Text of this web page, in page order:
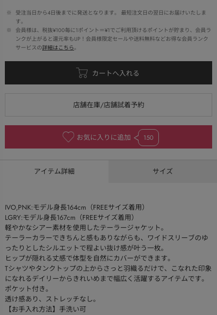
※
受注当日から4日後までに発送となります。 最短注文日の翌日にお届けいたしま
す。
※
会員様は、税抜¥100毎に1ポイント＝¥1でご利用頂けるポイントが貯まり、会員ラ
ンクが上がると還元率もUP！会員様限定セールや送料無料などお得な会員ランク
サービスの詳細はこちら。
お気に入りに追加 150
アイテム詳細 サイズ
IVO,PNK:モデル身長164cm（FREEサイズ着用）
LGRY:モデル身長167cm（FREEサイズ着用）
軽やかなシアー素材を使用したテーラージャケット。
テーラーカラーできちんと感もありながらも、ワイドスリーブのゆ
ったりとしたシルエットで程よい抜け感が叶う一枚。
ヒップが隠れる丈感で体型を自然にカバーができます。
Tシャツやタンクトップの上からさっと羽織るだけで、こなれた印象
になれるデイリーからきれいめまで幅広く活躍するアイテムです。
ポケット付き。
透け感あり、ストレッチなし。
【お手入れ方法】手洗い可